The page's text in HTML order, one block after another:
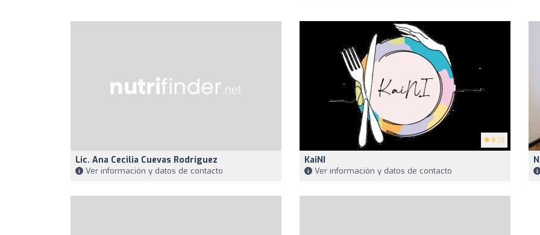
Lic. Ana Cecilia Cuevas Rodriguez
Ver información y datos de contacto
5 (1)
KaiNI
Ver información y datos de contacto